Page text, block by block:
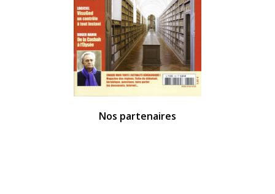
Nos partenaires